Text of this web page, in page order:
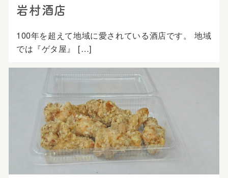
岩村酒店
100年を超えて地域に愛されている酒店です。 地域
では『ゲタ屋』 […]